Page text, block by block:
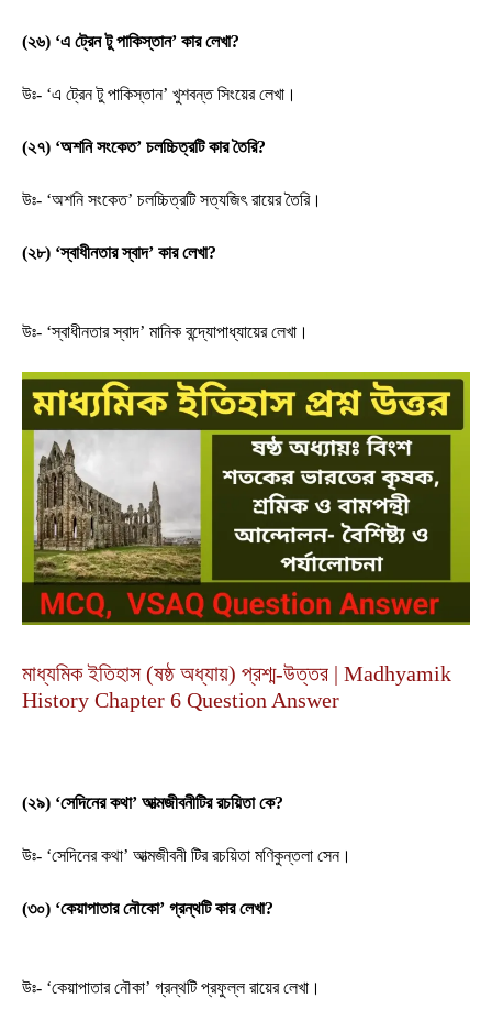
(২৬) ‘এ ট্রেন টু পাকিস্তান’ কার লেখা?
উঃ- ‘এ ট্রেন টু পাকিস্তান’ খুশবন্ত সিংয়ের লেখা।
(২৭) ‘অশনি সংকেত’ চলচ্চিত্রটি কার তৈরি?
উঃ- ‘অশনি সংকেত’ চলচ্চিত্রটি সত্যজিৎ রায়ের তৈরি।
(২৮) ‘স্বাধীনতার স্বাদ’ কার লেখা?
উঃ- ‘স্বাধীনতার স্বাদ’ মানিক বন্দ্যোপাধ্যায়ের লেখা।
মাধ্যমিক ইতিহাস (ষষ্ঠ অধ্যায়) প্রশ্ম-উত্তর | Madhyamik
History Chapter 6 Question Answer
(২৯) ‘সেদিনের কথা’ আত্মজীবনীটির রচয়িতা কে?
উঃ- ‘সেদিনের কথা’ আত্মজীবনী টির রচয়িতা মণিকুন্তলা সেন।
(৩০) ‘কেয়াপাতার নৌকো’ গ্রন্থটি কার লেখা?
উঃ- ‘কেয়াপাতার নৌকা’ গ্রন্থটি প্রফুল্ল রায়ের লেখা।